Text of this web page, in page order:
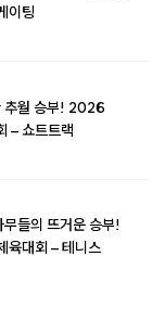
이팅
추월 승부! 2026
– 쇼트트랙
무들의 뜨거운 승부!
육대회 – 테니스